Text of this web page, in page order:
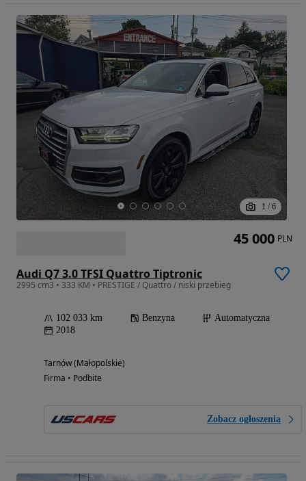
1 / 6
Audi Q7 3.0 TFSI Quattro Tiptronic
2995 cm3 • 333 KM • PRESTIGE / Quattro / niski przebieg
102 033 km Benzyna
Automatyczna
2018
Tarnów (Małopolskie)
Firma • Podbite
Zobacz ogłoszenia
45 000 PLN